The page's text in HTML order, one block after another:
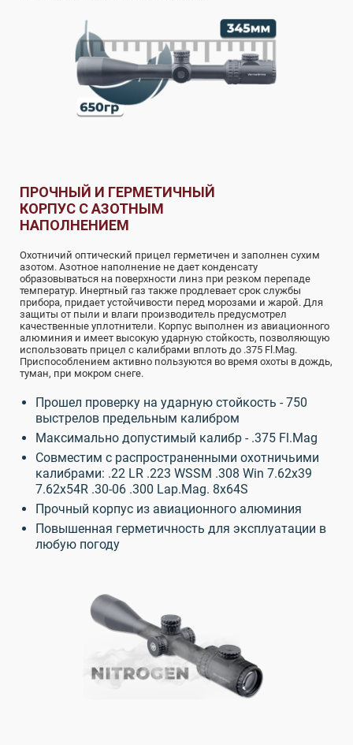
ПРОЧНЫЙ И ГЕРМЕТИЧНЫЙ
КОРПУС С АЗОТНЫМ
НАПОЛНЕНИЕМ
Охотничий оптический прицел герметичен и заполнен сухим
азотом. Азотное наполнение не дает конденсату
образовываться на поверхности линз при резком перепаде
температур. Инертный газ также продлевает срок службы
прибора, придает устойчивости перед морозами и жарой. Для
защиты от пыли и влаги производитель предусмотрел
качественные уплотнители. Корпус выполнен из авиационного
алюминия и имеет высокую ударную стойкость, позволяющую
использовать прицел с калибрами вплоть до .375 Fl.Mag.
Приспособлением активно пользуются во время охоты в дождь,
туман, при мокром снеге.
Прошел проверку на ударную стойкость - 750
выстрелов предельным калибром
Максимально допустимый калибр - .375 Fl.Mag
Совместим с распространенными охотничьими
калибрами: .22 LR .223 WSSM .308 Win 7.62x39
7.62x54R .30-06 .300 Lap.Mag. 8x64S
Прочный корпус из авиационного алюминия
Повышенная герметичность для эксплуатации в
любую погоду